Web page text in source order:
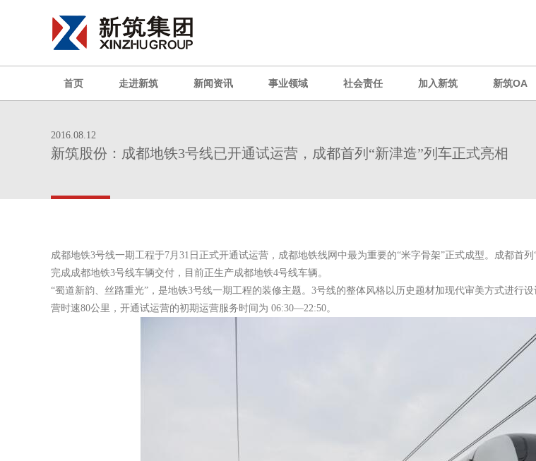
首页 走进新筑 新闻资讯 事业领域 社会责任 加入新筑 新筑OA
2016.08.12
新筑股份：成都地铁3号线已开通试运营，成都首列“新津造”列车正式亮相
成都地铁3号线一期工程于7月31日正式开通试运营，成都地铁线网中最为重要的“米字骨架”正式成型。成都首
完成成都地铁3号线车辆交付，目前正生产成都地铁4号线车辆。
“蜀道新韵、丝路重光”，是地铁3号线一期工程的装修主题。3号线的整体风格以历史题材加现代审美方式进行
营时速80公里，开通试运营的初期运营服务时间为 06:30—22:50。